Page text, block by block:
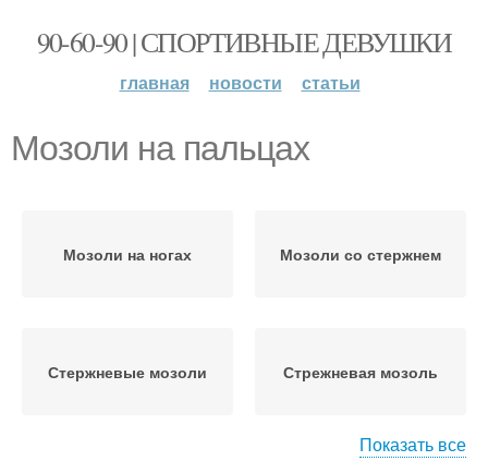
90-60-90 | СПОРТИВНЫЕ ДЕВУШКИ
главная новости статьи
Мозоли на пальцах
Мозоли на ногах Мозоли со стержнем
Стержневые мозоли Стрежневая мозоль
Показать все